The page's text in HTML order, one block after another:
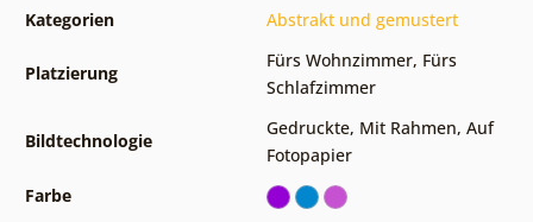
Kategorien Abstrakt und gemustert
Platzierung
Fürs Wohnzimmer, Fürs
Schlafzimmer
Bildtechnologie
Gedruckte, Mit Rahmen, Auf
Fotopapier
Farbe